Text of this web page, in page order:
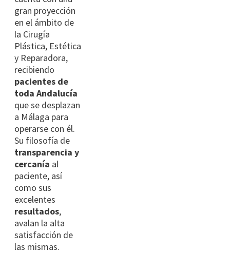
gran proyección
en el ámbito de
la Cirugía
Plástica, Estética
y Reparadora,
recibiendo
pacientes de
toda Andalucía
que se desplazan
a Málaga para
operarse con él.
Su filosofía de
transparencia y
cercanía al
paciente, así
como sus
excelentes
resultados,
avalan la alta
satisfacción de
las mismas.